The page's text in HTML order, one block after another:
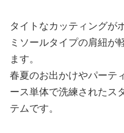
タイトなカッティングが
ミソールタイプの肩紐が
ます。
春夏のお出かけやパーテ
ース単体で洗練されたス
テムです。